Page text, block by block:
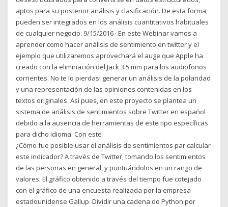
aptos para su posterior análisis y clasificación. De esta forma,
pueden ser integrados en los análisis cuantitativos habituales
de cualquier negocio. 9/15/2016 · En este Webinar vamos a
aprender como hacer análisis de sentimiento en twitter y el
ejemplo que utilizaremos aprovechará el auge que Apple ha
creado con la eliminación del Jack 3.5 mm para los audiofonos
corrientes. No te lo pierdas! generar un análisis de la polaridad
y una representación de las opiniones contenidas en los
textos originales. Así pues, en este proyecto se plantea un
sistema de análisis de sentimientos sobre Twitter en español
debido a la ausencia de herramientas de este tipo especíﬁcas
para dicho idioma. Con este
¿Cómo fue posible usar el análisis de sentimientos par calcular
este indicador? A través de Twitter, tomando los sentimientos
de las personas en general, y puntuándolos en un rango de
valores. El gráfico obtenido a través del tiempo fue cotejado
con el gráfico de una encuesta realizada por la empresa
estadounidense Gallup. Dividir una cadena de Python por